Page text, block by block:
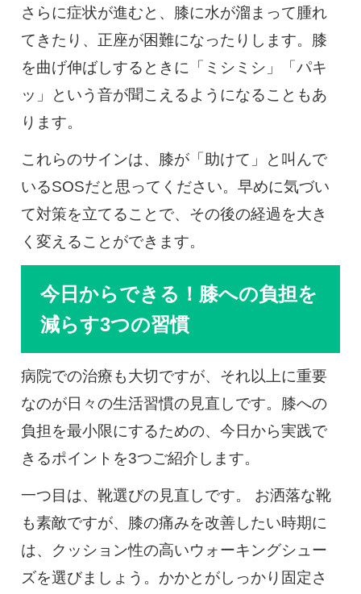
さらに症状が進むと、膝に水が溜まって腫れ
てきたり、正座が困難になったりします。膝
を曲げ伸ばしするときに「ミシミシ」「パキ
ッ」という音が聞こえるようになることもあ
ります。
これらのサインは、膝が「助けて」と叫んで
いるSOSだと思ってください。早めに気づい
て対策を立てることで、その後の経過を大き
く変えることができます。
今日からできる！膝への負担を
減らす3つの習慣
病院での治療も大切ですが、それ以上に重要
なのが日々の生活習慣の見直しです。膝への
負担を最小限にするための、今日から実践で
きるポイントを3つご紹介します。
一つ目は、靴選びの見直しです。 お洒落な靴
も素敵ですが、膝の痛みを改善したい時期に
は、クッション性の高いウォーキングシュー
ズを選びましょう。かかとがしっかり固定さ